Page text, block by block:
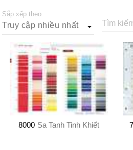
Sắp xếp theo
Tìm
8000 Sa Tanh Tinh Khiết